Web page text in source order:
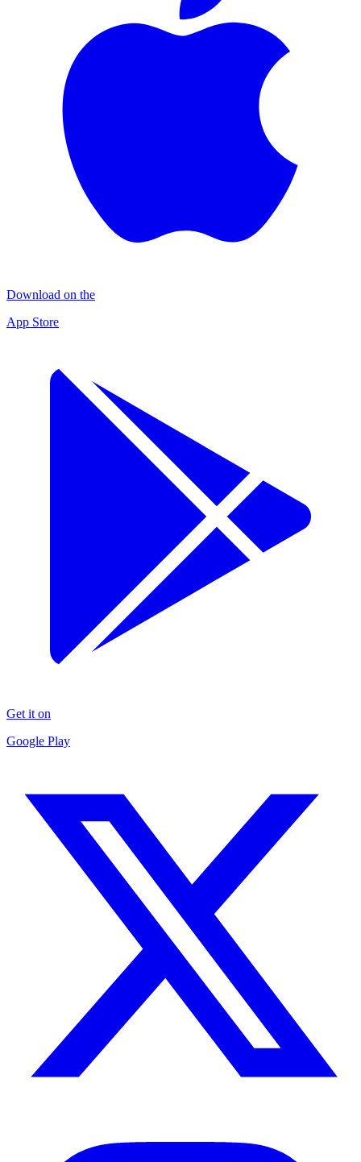
Download on the
App Store
Get it on
Google Play